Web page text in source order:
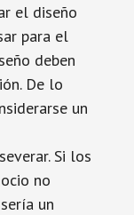
el diseño
para el
deben
De lo
un
Si los
no
un